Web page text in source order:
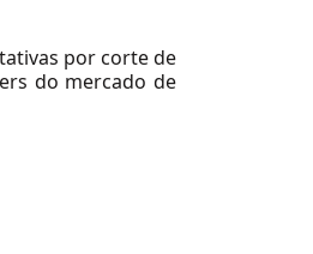
por corte de
do mercado de